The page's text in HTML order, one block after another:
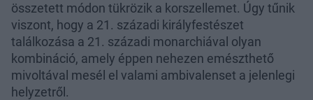
összetett módon tükrözik a korszellemet. Úgy tűnik
viszont, hogy a 21. századi királyfestészet
találkozása a 21. századi monarchiával olyan
kombináció, amely éppen nehezen emészthető
mivoltával mesél el valami ambivalenset a jelenlegi
helyzetről.